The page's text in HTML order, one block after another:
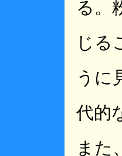
る。
じる
うに
代的
また